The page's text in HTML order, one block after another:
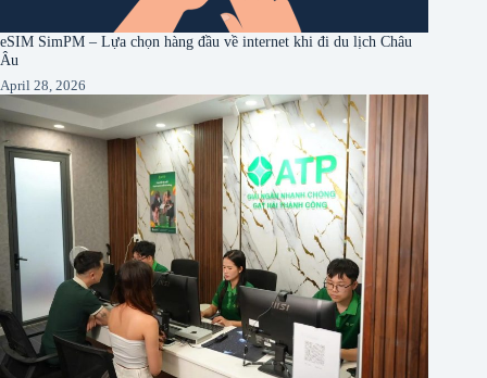
eSIM SimPM – Lựa chọn hàng đầu về internet khi đi du lịch Châu
Âu
April 28, 2026